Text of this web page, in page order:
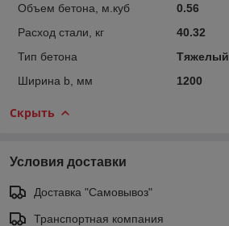
Объем бетона, м.куб
0.56
Расход стали, кг
40.32
Тип бетона
Тяжелый
Ширина b, мм
1200
Скрыть
Условия доставки
Доставка "Самовывоз"
Транспортная компания